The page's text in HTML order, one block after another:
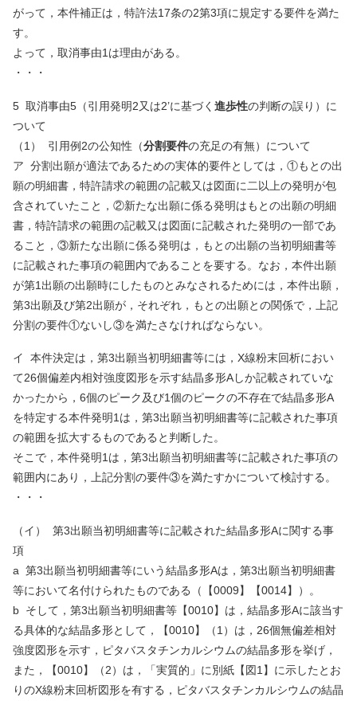
がって，本件補正は，特許法17条の2第3項に規定する要件を満た
す。
よって，取消事由1 は理由がある。
・・・
5 取消事由5 （引用発明2又は2’に基づく 進歩性の判断の誤り）に
ついて
（1 ） 引用例 2の公知性（分割要件の充足の有無）について
ア 分割出願が適法であるための実体的要件としては，①もとの出
願の明細書，特許請求の範囲の記載又は図面に二以上の発明が包
含されていたこと，②新たな出願に係る発明はもとの出願の明細
書，特許請求の範囲の記載又は図面に記載された発明の一部であ
ること，③新たな出願に係る発明は，もとの出願の当初明細書等
に記載された事項の範囲内であることを要する。なお，本件出願
が第1 出願の出願時にしたものとみなされるためには，本件出願，
第3出願及び第2出願が，それぞれ，もとの出願との関係で，上記
分割の要件①ないし③を満たさなければならない。
イ 本件決定は，第3出願当初明細書等には， X線粉末回析におい
て26個偏差内相対強度図形を示す結晶多形Aしか記載されていな
かったから， 6個のピーク及び1個のピークの不存在で結晶多形A
を特定する本件発明1は，第3出願当初明細書等に記載された事項
の範囲を拡大するものであると判断した。
そこで，本件発明1は，第3出願当初明細書等に記載された事項の
範囲内にあり，上記分割の要件③を満たすかについて検討する。
・・・
（イ） 第3出願当初明細書等に記載された結晶多形Aに関する事
項
a 第3出願当初明細書等にいう結晶多形Aは，第3出願当初明細書
等において名付けられたものである（【0009】【0014】）。
b そして，第3出願当初明細書等【0010】は，結晶多形Aに該当す
る具体的な結晶多形として，【0010】（1）は， 26個無偏差相対
強度図形を示す，ピタバスタチンカルシウムの結晶多形を挙げ，
また，【0010】（2）は，「実質的」に別紙【図1】に示したとお
りのX線粉末回析図形を有する，ピタバスタチンカルシウムの結晶